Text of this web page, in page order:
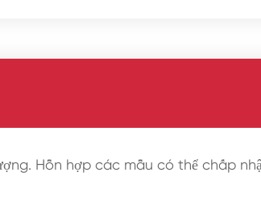
Hỗn hợp các mẫu có thể chấp